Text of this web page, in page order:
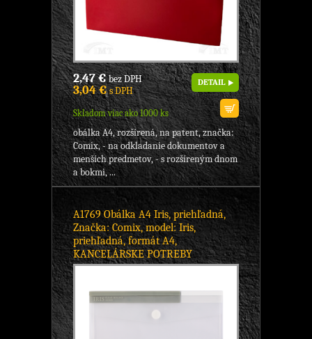
2,47 €bez DPH
3,04 €s DPH
Skladom viac ako 1000 ks
DETAIL
obálka A4, rozšírená, na patent, značka:
Comix, - na odkladanie dokumentov a
menších predmetov, - s rozšíreným dnom
a bokmi, ...
A1769 Obálka A4 Iris, priehľadná,
Značka: Comix, model: Iris,
priehľadná, formát A4,
KANCELÁRSKE POTREBY